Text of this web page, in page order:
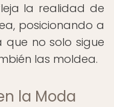
la realidad de
posicionando a
no solo sigue
las moldea.
la Moda